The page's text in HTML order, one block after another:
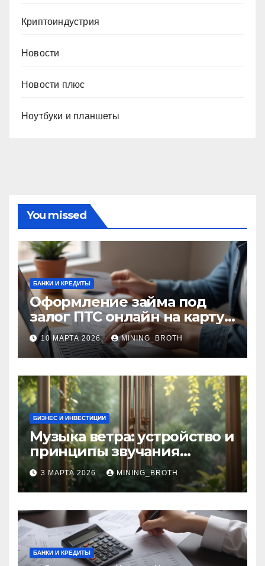
Криптоиндустрия
Новости
Новости плюс
Ноутбуки и планшеты
You missed
БАНКИ И КРЕДИТЫ
Оформление займа под
залог ПТС онлайн на карту
без визита в офис: порядок,
требования и документы
10 МАРТА 2026 MINING_BROTH
БИЗНЕС И ИНВЕСТИЦИИ
Музыка ветра: устройство и
принципы звучания
колокольчиков
3 МАРТА 2026 MINING_BROTH
БАНКИ И КРЕДИТЫ